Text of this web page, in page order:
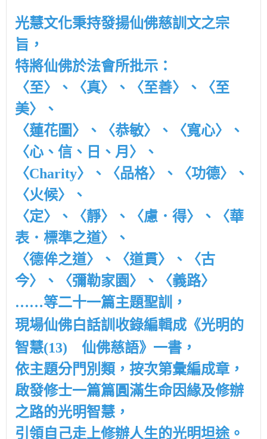
光慧文化秉持發揚仙佛慈訓文之宗
旨，
特將仙佛於法會所批示：
〈至〉、〈真〉、〈至善〉、〈至
美〉、
〈蓮花圖〉、〈恭敏〉、〈寬心〉、
〈心、信、日、月〉、
〈Charity〉、〈品格〉、〈功德〉、
〈火候〉、
〈定〉、〈靜〉、〈慮．得〉、〈華
表．標準之道〉、
〈德侔之道〉、〈道貫〉、〈古
今〉、
〈彌勒家園〉、
〈義路〉
……等二十一篇主題聖訓，
現場仙佛白話訓收錄編輯成 《光明的
智慧(13) 仙佛慈語》 一書，
依主題分門別類，按次第彙編成章，
啟發修士一篇篇圓滿生命因緣及修辦
之路的光明智慧，
引領自己走上修辦人生的光明坦途。